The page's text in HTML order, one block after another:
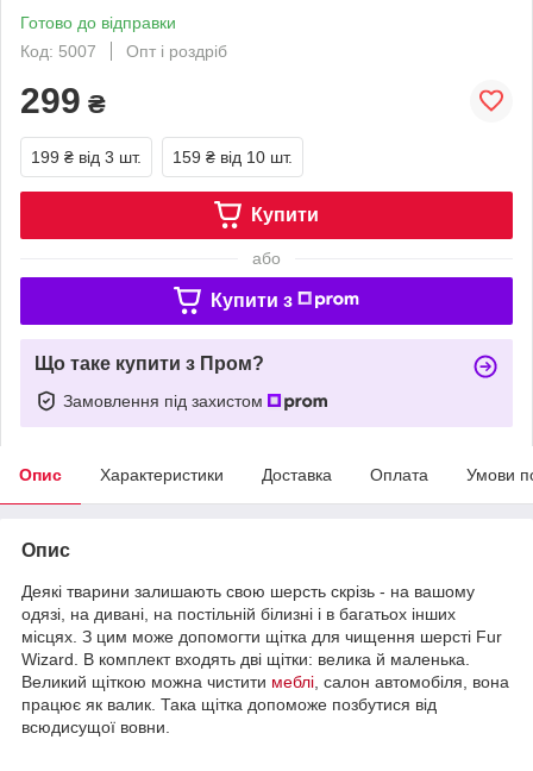
Готово до відправки
Код: 5007
Опт і роздріб
299 ₴
199 ₴ від 3 шт. 159 ₴ від 10 шт.
Купити
або
Купити з
Що таке купити з Пром?
Замовлення під захистом
Опис Характеристики Доставка Оплата Умови
Опис
Деякі тварини залишають свою шерсть скрізь - на вашому
одязі, на дивані, на постільній білизні і в багатьох інших
місцях. З цим може допомогти щітка для чищення шерсті Fur
Wizard. В комплект входять дві щітки: велика й маленька.
Великий щіткою можна чистити меблі , салон автомобіля, вона
працює як валик. Така щітка допоможе позбутися від
всюдисущої вовни.